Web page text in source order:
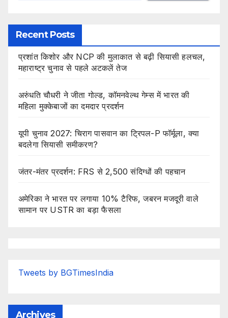
Recent Posts
प्रशांत किशोर और NCP की मुलाकात से बढ़ी सियासी हलचल,
महाराष्ट्र चुनाव से पहले अटकलें तेज
अरुंधति चौधरी ने जीता गोल्ड, कॉमनवेल्थ गेम्स में भारत की
महिला मुक्केबाजों का दमदार प्रदर्शन
यूपी चुनाव 2027: चिराग पासवान का ट्रिपल-P फॉर्मूला, क्या
बदलेगा सियासी समीकरण?
जंतर-मंतर प्रदर्शन: FRS से 2,500 संदिग्धों की पहचान
अमेरिका ने भारत पर लगाया 10% टैरिफ, जबरन मजदूरी वाले
सामान पर USTR का बड़ा फैसला
Tweets by BGTimesIndia
Archives